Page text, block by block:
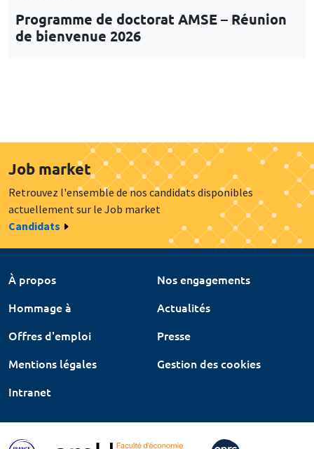
Programme de doctorat AMSE – Réunion
de bienvenue 2026
Job market
Retrouvez l'ensemble de nos candidats disponibles
actuellement sur le Job market
Candidats
À propos
Nos engagements
Hommage à
Actualités
Offres d'emploi
Presse
Mentions légales
Gestion des cookies
Intranet